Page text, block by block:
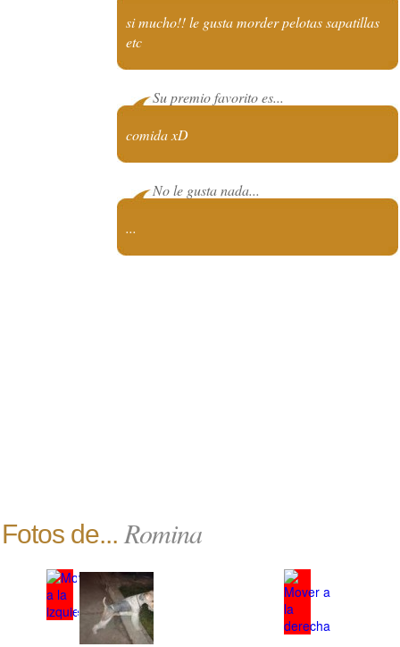
si mucho!! le gusta morder pelotas sapatillas
etc
Su premio favorito es...
comida xD
No le gusta nada...
...
Fotos de... Romina